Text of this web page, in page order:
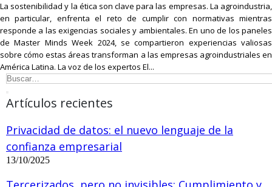
La sostenibilidad y la ética son clave para las empresas. La agroindustria,
en particular, enfrenta el reto de cumplir con normativas mientras
responde a las exigencias sociales y ambientales. En uno de los paneles
de Master Minds Week 2024, se compartieron experiencias valiosas
sobre cómo estas áreas transforman a las empresas agroindustriales en
América Latina. La voz de los expertos El...
Artículos recientes
Privacidad de datos: el nuevo lenguaje de la
confianza empresarial
13/10/2025